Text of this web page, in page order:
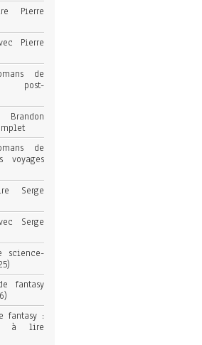
Pierre
Pierre
de
post-
de
voyages
Serge
Serge
science-
fantasy
fantasy :
à lire